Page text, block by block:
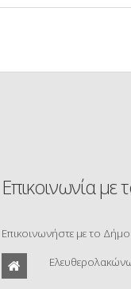
Επικοινωνία με
Επικοινωνήστε με το